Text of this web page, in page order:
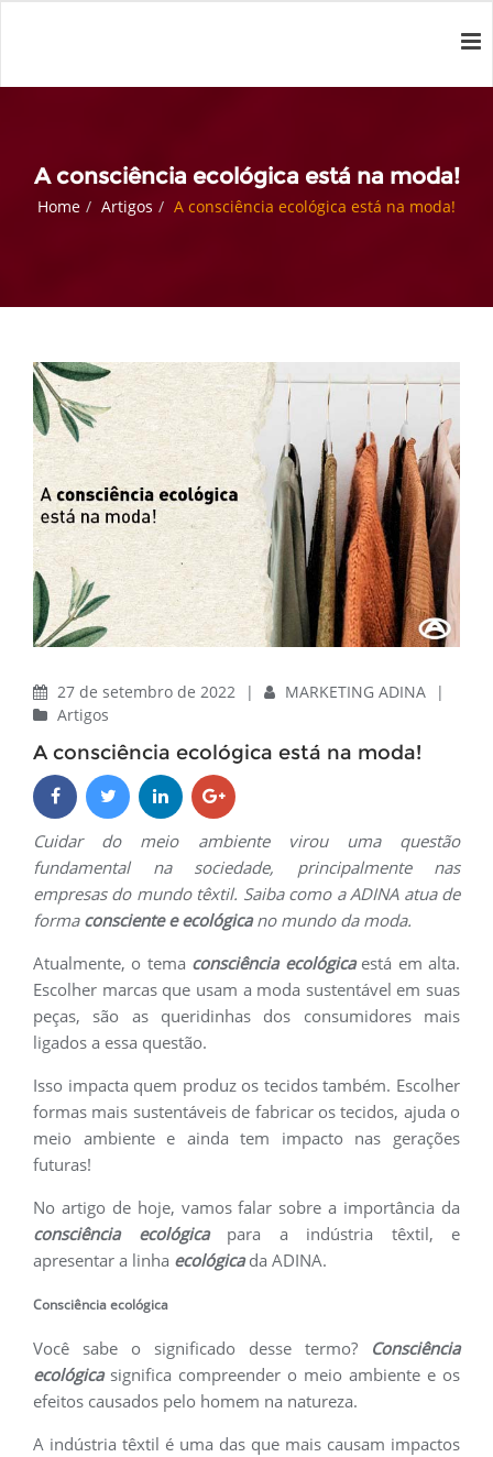
A consciência ecológica está na moda!
Home Artigos A consciência ecológica está na moda!
27 de setembro de 2022 | MARKETING ADINA
|
Artigos
A consciência ecológica está na moda!
Cuidar do meio ambiente virou uma questão
fundamental na sociedade, principalmente nas
empresas do mundo têxtil. Saiba como a ADINA atua de
forma consciente e ecológicano mundo da moda.
Atualmente, o tema consciência ecológicaestá em alta.
Escolher marcas que usam a moda sustentável em suas
peças, são as queridinhas dos consumidores mais
ligados a essa questão.
Isso impacta quem produz os tecidos também. Escolher
formas mais sustentáveis de fabricar os tecidos, ajuda o
meio ambiente e ainda tem impacto nas gerações
futuras!
No artigo de hoje, vamos falar sobre a importância da
consciência ecológicapara a indústria têxtil, e
apresentar a linha ecológicada ADINA.
Consciência ecológica
Você sabe o significado desse termo? Consciência
ecológicasignifica compreender o meio ambiente e os
efeitos causados pelo homem na natureza.
A indústria têxtil é uma das que mais causam impactos